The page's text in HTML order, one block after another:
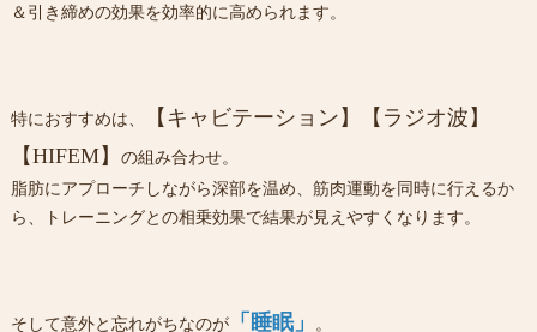
＆引き締めの効果を効率的に高められます。
特におすすめは、
【キャビテーション】【ラジオ波】
【HIFEM】
の組み合わせ。
脂肪にアプローチしながら深部を温め、筋肉運動を同時に行えるか
ら、トレーニングとの相乗効果で結果が見えやすくなります。
そして意外と忘れがちなのが「睡眠」
。